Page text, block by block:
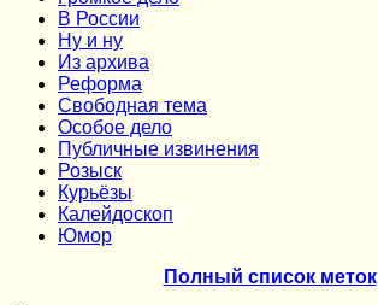
В России
Ну и ну
Из архива
Реформа
Cвободная тема
Особое дело
Публичные извинения
Розыск
Курьёзы
Калейдоскоп
Юмор
Полный список меток